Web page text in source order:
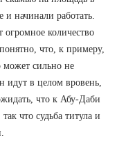
и начинали работать.
огромное количество
что, к примеру,
может сильно не
в целом вровень,
что к Абу-Даби
что судьба титула и